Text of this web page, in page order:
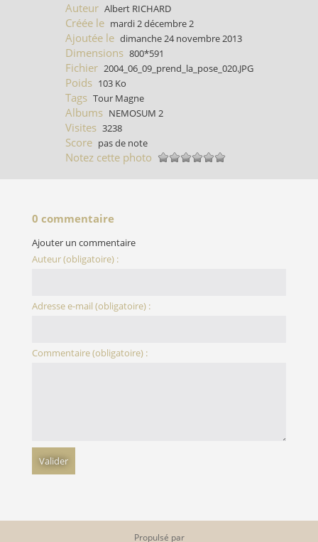
Auteur Albert RICHARD
Créée le mardi 2 décembre 2
Ajoutée le dimanche 24 novembre 2013
Dimensions 800*591
Fichier 2004_06_09_prend_la_pose_020.JPG
Poids 103 Ko
Tags Tour Magne
Albums NEMOSUM 2
Visites 3238
Score pas de note
Notez cette photo
0 commentaire
Ajouter un commentaire
Auteur (obligatoire) :
Adresse e-mail (obligatoire) :
Commentaire (obligatoire) :
Propulsé par